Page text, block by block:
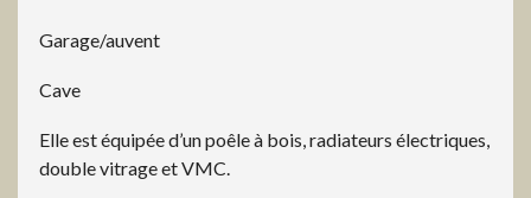
Garage/auvent
Cave
Elle est équipée d’un poêle à bois, radiateurs électriques,
double vitrage et VMC.